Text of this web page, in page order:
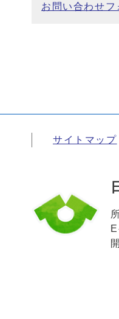
お問い合わせフ
サイトマップ